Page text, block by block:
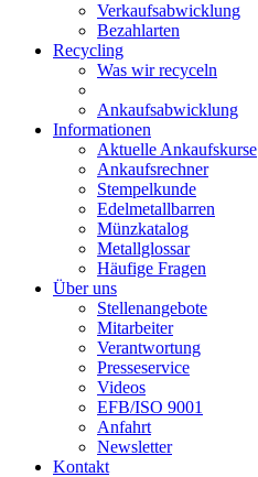
Verkaufsabwicklung
Bezahlarten
Recycling
Was wir recyceln
Ankaufsabwicklung
Informationen
Aktuelle Ankaufskurse
Ankaufsrechner
Stempelkunde
Edelmetallbarren
Münzkatalog
Metallglossar
Häufige Fragen
Über uns
Stellenangebote
Mitarbeiter
Verantwortung
Presseservice
Videos
EFB/ISO 9001
Anfahrt
Newsletter
Kontakt